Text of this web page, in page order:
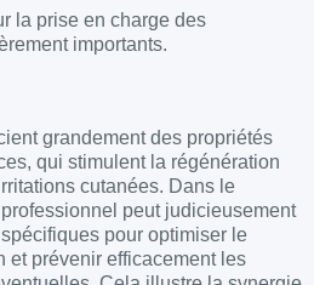
la prise en charge des
importants.
grandement des propriétés
qui stimulent la régénération
cutanées. Dans le
peut judicieusement
pour optimiser le
et prévenir efficacement les